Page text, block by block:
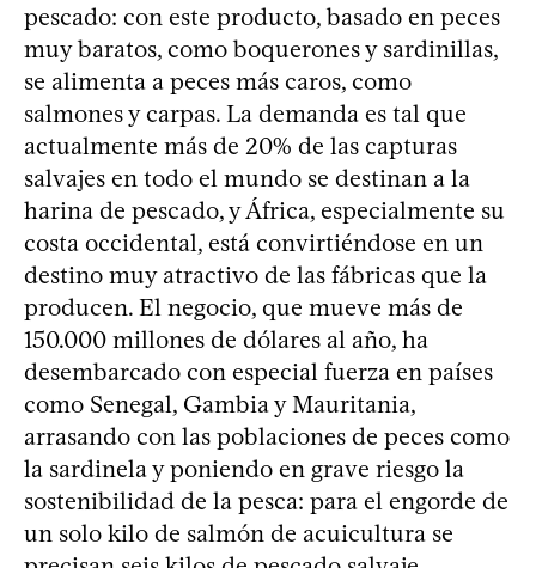
pescado: con este producto, basado en peces
muy baratos, como boquerones y sardinillas,
se alimenta a peces más caros, como
salmones y carpas. La demanda es tal que
actualmente más de 20% de las capturas
salvajes en todo el mundo se destinan a la
harina de pescado, y África, especialmente su
costa occidental, está convirtiéndose en un
destino muy atractivo de las fábricas que la
producen. El negocio, que mueve más de
150.000 millones de dólares al año, ha
desembarcado con especial fuerza en países
como Senegal, Gambia y Mauritania,
arrasando con las poblaciones de peces como
la sardinela y poniendo en grave riesgo la
sostenibilidad de la pesca: para el engorde de
un solo kilo de salmón de acuicultura se